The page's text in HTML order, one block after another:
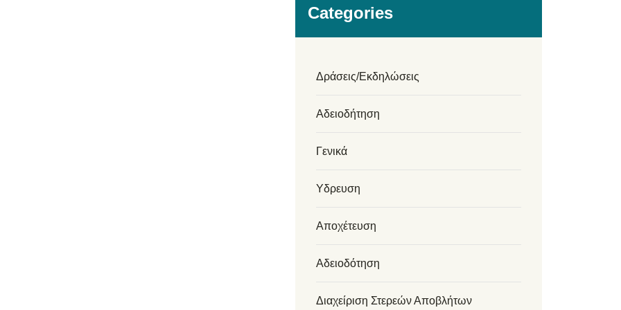
Categories
Δράσεις/Εκδηλώσεις
Αδειοδήτηση
Γενικά
Υδρευση
Αποχέτευση
Αδειοδότηση
Διαχείριση Στερεών Αποβλήτων